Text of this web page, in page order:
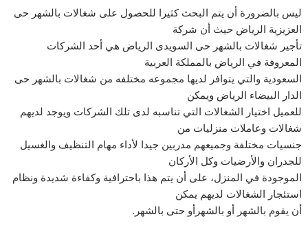
ليس بالضرورة أن يتم البحث كثيرا للحصول على شغالات بالشهر حى
العزيزية الرياض حيث أن شركة
تأجير شغالات بالشهر حى السويدى الرياض هي أحد الشركات
المعروفة في الرياض بالمملكة العربية
السعودية والتي يتوافر لديها مجموعه مختلفه من شغالات بالشهر حى
الدار البيضاء الرياض ويمكن
للعميل اختيار الشغالات التي تناسبه لدى تلك الشركات ويوجد لديهم
شغالات وعاملات منزليات من
جنسيات مختلفة وجميعهم مدربين جيدا لأداء مهام التنظيف والغسيل
للجدران والأرضيات وكل الأركان
الموجودة في المنزل، على أن يتم هذا باحترافية وكفاءة شديدة ونظام
استئجار الشغالات لديهم يمكن
أن يقوم بالشهر أو بالشهرأو حتى بالشهر.